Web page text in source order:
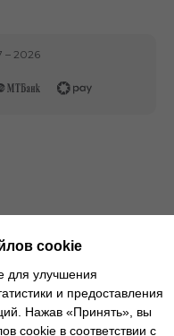
– 2026
cookie
для улучшения
и предоставления
Нажав «Принять», вы
cookie в соответствии с